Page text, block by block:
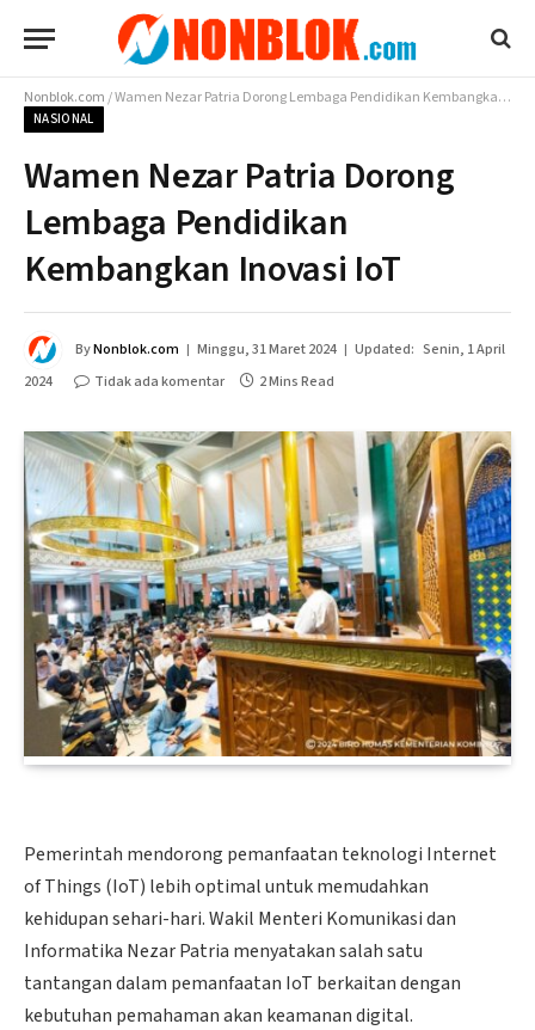
Nonblok.com/Wamen Nezar Patria Dorong Lembaga Pendidikan Kembangkan Inovasi IoT
NASIONAL
Wamen Nezar Patria Dorong
Lembaga Pendidikan
Kembangkan Inovasi IoT
ByNonblok.com Minggu, 31 Maret 2024 Updated: Senin, 1 April
2024
Tidak ada komentar 2 Mins Read
Pemerintah mendorong pemanfaatan teknologi Internet
of Things (IoT) lebih optimal untuk memudahkan
kehidupan sehari-hari. Wakil Menteri Komunikasi dan
Informatika Nezar Patria menyatakan salah satu
tantangan dalam pemanfaatan IoT berkaitan dengan
kebutuhan pemahaman akan keamanan digital.